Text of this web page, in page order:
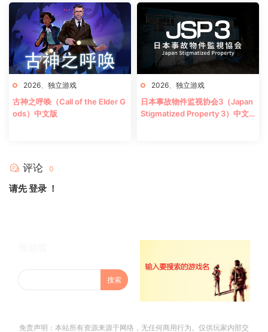
2026 独立游戏
古神之呼唤（Call of the Elder G
ods）中文版
2026 独立游戏
日本事故物件监视协会3（Japan
Stigmatized Property 3）中文
评论 0
请先登录 ！
免责声明：本站所有资源来源于网络，无任何商用行为。仅供玩家内部交